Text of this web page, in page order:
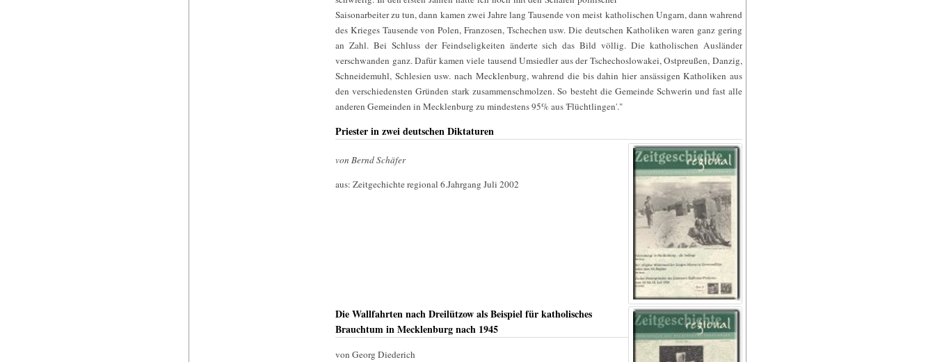
Saisonarbeiter zu tun, dann kamen zwei Jahre lang Tausende von meist katholischen Ungarn, dann wahrend
des Krieges Tausende von Polen, Franzosen, Tschechen usw. Die deutschen Katholiken waren ganz gering
an Zahl. Bei Schluss der Feindseligkeiten änderte sich das Bild völlig. Die katholischen Ausländer
verschwanden ganz. Dafür kamen viele tausend Umsiedler aus der Tschechoslowakei, Ostpreußen, Danzig,
Schneidemuhl, Schlesien usw. nach Mecklenburg, wahrend die bis dahin hier ansässigen Katholiken aus
den verschiedensten Gründen stark zusammenschmolzen. So besteht die Gemeinde Schwerin und fast alle
anderen Gemeinden in Mecklenburg zu mindestens 95% aus 'Flüchtlingen'."
Priester in zwei deutschen Diktaturen
von Bernd Schäfer
aus: Zeitgechichte regional 6.Jahrgang Juli 2002
Die Wallfahrten nach Dreilützow als Beispiel für katholisches
Brauchtum in Mecklenburg nach 1945
von Georg Diederich